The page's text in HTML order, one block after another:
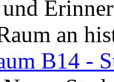
an
B14 -